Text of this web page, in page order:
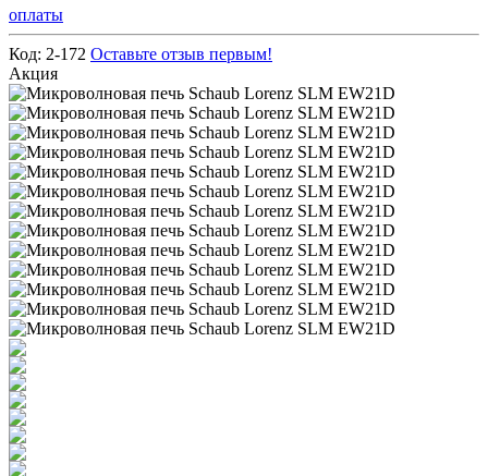
оплаты
Код: 2-172 Оставьте отзыв первым!
Акция